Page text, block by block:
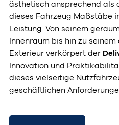
ästhetisch ansprechend als
dieses Fahrzeug Maßstäbe
Leistung. Von seinem
Innenraum bis hin zu
Exterieur verkörpert der
Innovation und
dieses vielseitige
geschäftlichen